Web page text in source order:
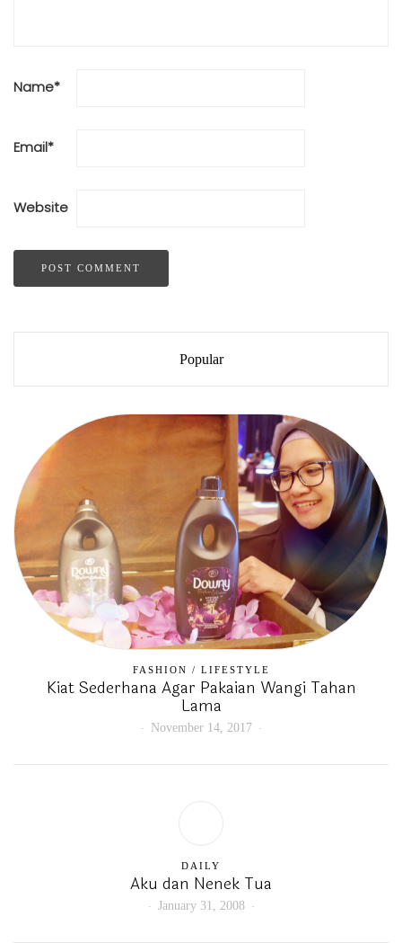
Name*
Email*
Website
Popular
FASHION / LIFESTYLE
Kiat Sederhana Agar Pakaian Wangi Tahan
Lama
November 14, 2017
DAILY
Aku dan Nenek Tua
January 31, 2008